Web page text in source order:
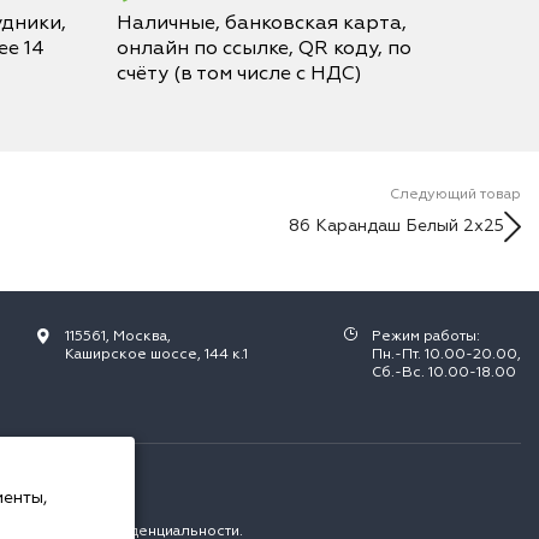
14
Наличные, банковская карта,
онлайн по ссылке, QR коду, по
счёту (в том числе с НДС)
Следующий товар
86 Карандаш Белый 2х25
115561, Москва,
Каширское шоссе, 144 к.1
Режим работы:
Пн.-Пт. 10.00-20.00,
Сб.-Вс. 10.00-18.00
политикой конфиденциальности.